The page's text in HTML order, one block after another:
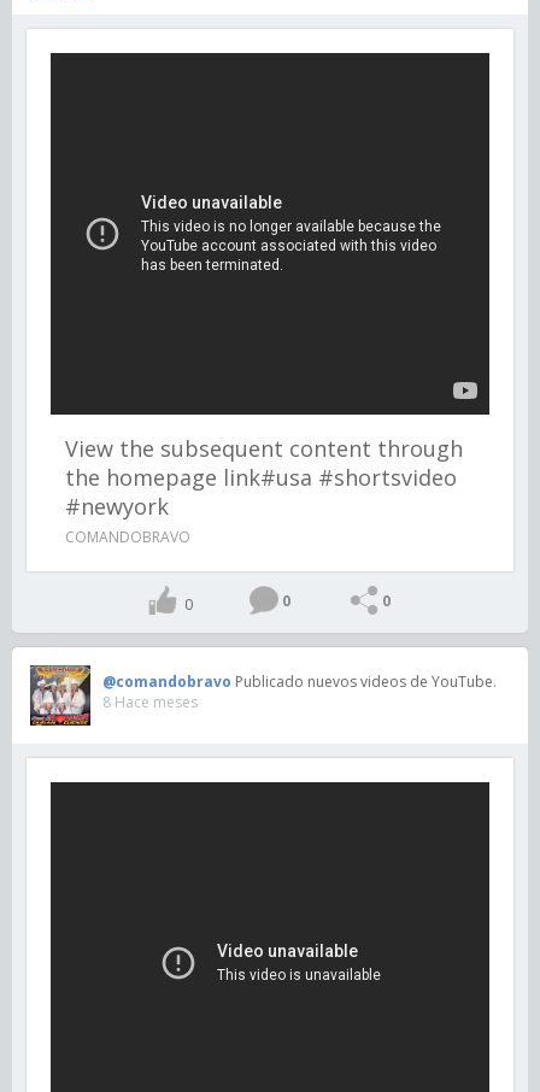
View the subsequent content through
the homepage link#usa #shortsvideo
#newyork
COMANDOBRAVO
0 0 0
@comandobravo Publicado nuevos videos de YouTube.
8 Hace meses